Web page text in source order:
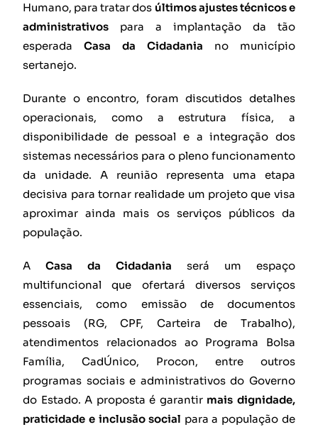
Humano, para tratar dos últimos ajustes técnicos e
administrativos para a implantação da tão
esperadaCasa da Cidadania no município
sertanejo.
Durante o encontro, foram discutidos detalhes
operacionais, como a estrutura física, a
disponibilidade de pessoal e a integração dos
sistemas necessários para o pleno funcionamento
da unidade. A reunião representa uma etapa
decisiva para tornar realidade um projeto que visa
aproximar ainda mais os serviços públicos da
população.
ACasa da Cidadania será um espaço
multifuncional que ofertará diversos serviços
essenciais, como emissão de documentos
pessoais (RG, CPF, Carteira de Trabalho),
atendimentos relacionados ao Programa Bolsa
Família, CadÚnico, Procon, entre outros
programas sociais e administrativos do Governo
do Estado. A proposta é garantir mais dignidade,
praticidade e inclusão social para a população de